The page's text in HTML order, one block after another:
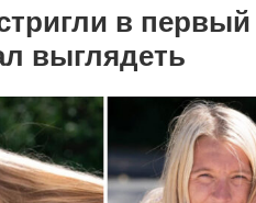
в первый
выглядеть